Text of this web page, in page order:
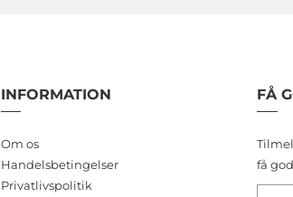
INFORMATION
Om os
Handelsbetingelser
Privatlivspolitik
FÅ
få